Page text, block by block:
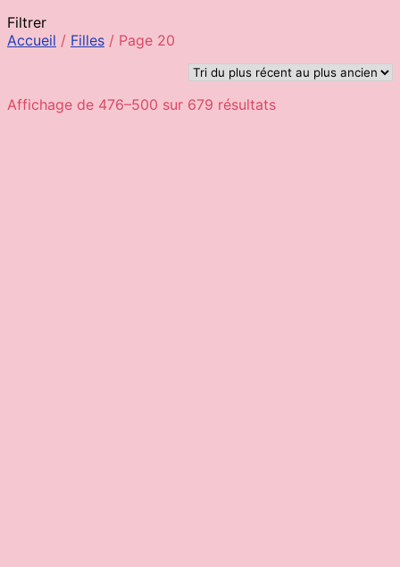
Filtrer
Accueil / Filles / Page 20
Affichage de 476–500 sur 679 résultats